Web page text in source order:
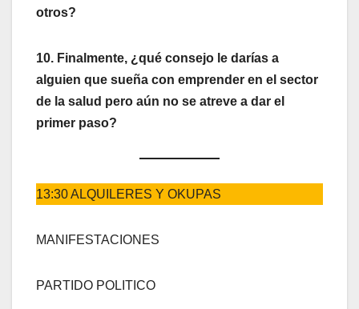
otros?
10. Finalmente, ¿qué consejo le darías a
alguien que sueña con emprender en el sector
de la salud pero aún no se atreve a dar el
primer paso?
13:30 ALQUILERES Y OKUPAS
MANIFESTACIONES
PARTIDO POLITICO